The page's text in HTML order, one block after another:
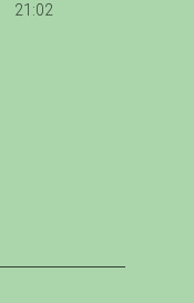
21:02